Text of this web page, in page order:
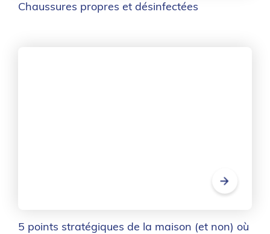
Chaussures propres et désinfectées
5 points stratégiques de la maison (et non) où